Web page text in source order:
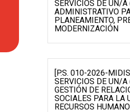
SERVICIOS DE UN/
ADMINISTRATIVO
PLANEAMIENTO,
MODERNIZACIÓN
[P.S. 010-2026-
SERVICIOS DE UN/
GESTIÓN DE
SOCIALES PARA LA
RECURSOS